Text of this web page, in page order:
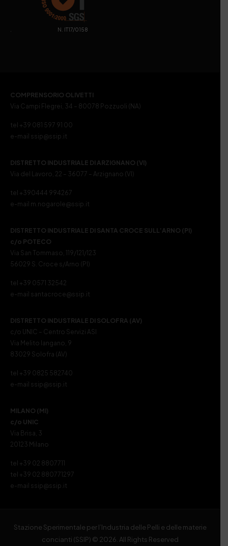
. N. IT17/0158
COMPRENSORIO OLIVETTI
Via Campi Flegrei, 34 – 80078 Pozzuoli (NA)
tel +39 081 597 91 00
e-mail ssip@ssip.it
DISTRETTO INDUSTRIALE DI ARZIGNANO (VI)
Via del Lavoro, 22 – 36077 – Arzignano (VI)
tel +390444 994267
e-mail m.nogarole@ssip.it
DISTRETTO INDUSTRIALE DI SANTA CROCE SULL’ARNO (PI)
c/o POTECO
Via San Tommaso, 119/121/123
56029 S. Croce s/Arno (PI)
tel +39 0571 32542
e-mail santacroce@ssip.it
DISTRETTO INDUSTRIALE DI SOLOFRA (AV)
c/o UNIC – Centro Servizi ASI
Via Melito Iangano, 9
83029 Solofra (AV)
tel +39 0825 582740
e-mail ssip@ssip.it
MILANO (MI)
c/o UNIC
Via Brisa, 3
20123 Milano
tel +39 02 8807711
tel +39 02 880771297
e-mail ssip@ssip.it
Stazione Sperimentale per l’Industria delle Pelli e delle materie
concianti (SSIP) © 2026. All Rights Reserved